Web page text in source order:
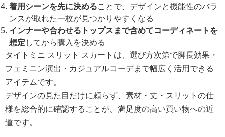
着用シーンを先に決めることで、デザインと機能性のバラ
ンスが取れた一枚が見つかりやすくなる
インナーや合わせるトップスまで含めてコーディネートを
想定してから購入を決める
タイトミニ スリット スカートは、選び方次第で脚長効果・
フェミニン演出・カジュアルコーデまで幅広く活用できる
アイテムです。
デザインの見た目だけに頼らず、素材・丈・スリットの仕
様を総合的に確認することが、満足度の高い買い物への近
道です。